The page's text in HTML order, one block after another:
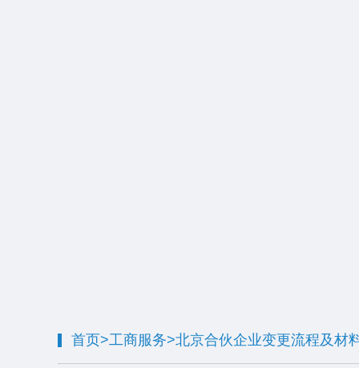
首页>工商服务>北京合伙企业变更流程及材